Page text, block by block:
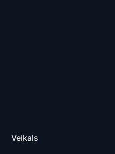
Veikals